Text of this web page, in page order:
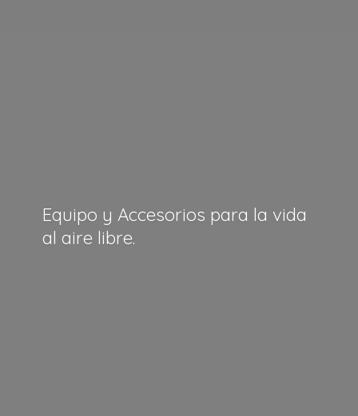
Equipo y Accesorios para la vida
al aire libre.